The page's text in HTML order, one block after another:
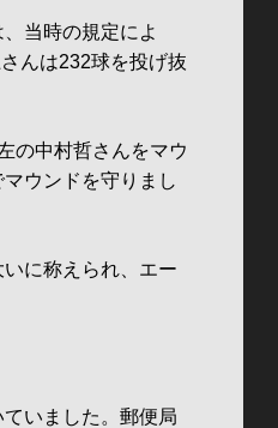
当時の規定によ
んは232球を投げ抜
の中村哲さんをマウ
ウンドを守りまし
に称えられ、エー
いました。郵便局